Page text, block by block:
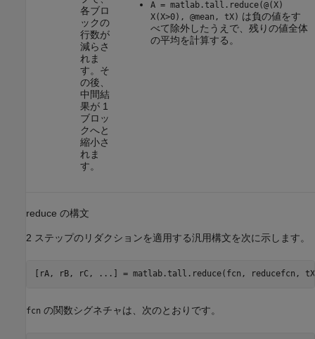
各ブロ
ックの
行数が
減らさ
れま
す。そ
の後、
中間結
果が 1
ブロッ
クへと
縮小さ
れま
す。
A = matlab.tall.reduce(@(X)
X(X>0), @mean, tX) は負の値をす
べて除外したうえで、残りの値全体
の平均を計算する。
reduce の構文
2 ステップのリダクションを適用する汎用構文を次に示します。
[rA, rB, rC, ...] = matlab.tall.reduce(fcn, reducefcn,
fcn の関数シグネチャは、次のとおりです。